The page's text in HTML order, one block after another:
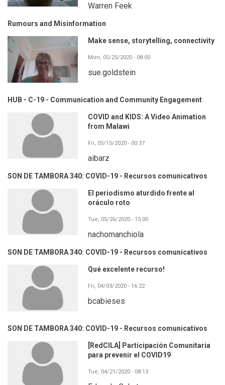
Warren Feek
Rumours and Misinformation
Make sense, storytelling, connectivity
Mon, 05/25/2020 - 08:00
sue.goldstein
HUB - C-19 - Communication and Community Engagement
COVID and KIDS: A Video Animation
from Malawi
Fri, 05/15/2020 - 00:37
aibarz
SON DE TAMBORA 340: COVID-19 - Recursos comunicativos
El periodismo aturdido frente al
oráculo roto
Tue, 05/26/2020 - 15:00
nachomanchiola
SON DE TAMBORA 340: COVID-19 - Recursos comunicativos
Qué excelente recurso!
Fri, 04/03/2020 - 16:22
bcabieses
SON DE TAMBORA 340: COVID-19 - Recursos comunicativos
[RedCILA] Participación Comunitaria
para prevenir el COVID19
Tue, 04/21/2020 - 08:13